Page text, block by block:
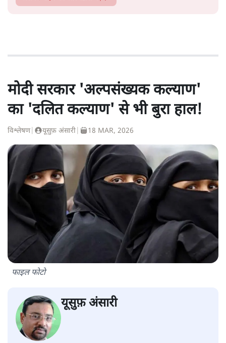
मोदी सरकार 'अल्पसंख्यक कल्याण'
का 'दलित कल्याण' से भी बुरा हाल!
विश्लेषण| यूसुफ़ अंसारी 18 MAR, 2026
फाइल फोटो
यूसुफ़ अंसारी